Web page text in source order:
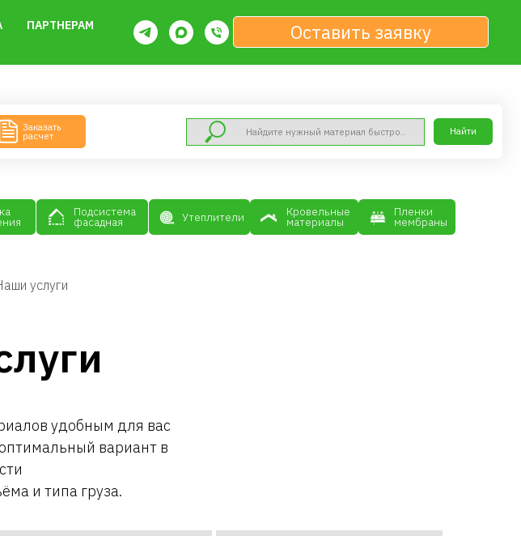
ПАРТНЕРАМ
Оставить заявку
Найти
фасадная материалы мембраны
услуги
удобным для вас
вариант в
и типа груза.